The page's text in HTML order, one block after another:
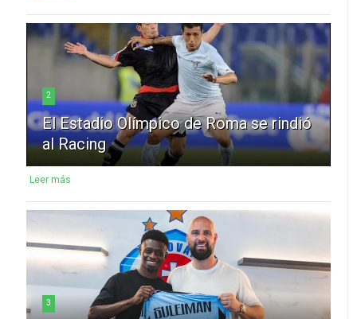
2
El Estadio Olímpico de Roma se rindió
al Racing
Leer más
3